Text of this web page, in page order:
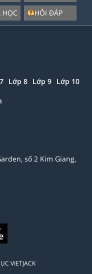
HỌC
HỎI ĐÁP
Lớp 8 Lớp 9 Lớp 10
số 2 Kim Giang,
VIETJACK